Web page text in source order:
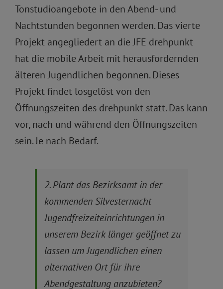
Tonstudioangebote in den Abend- und
Nachtstunden begonnen werden. Das vierte
Projekt angegliedert an die JFE drehpunkt
hat die mobile Arbeit mit herausfordernden
älteren Jugendlichen begonnen. Dieses
Projekt findet losgelöst von den
Öffnungszeiten des drehpunkt statt. Das kann
vor, nach und während den Öffnungszeiten
sein. Je nach Bedarf.
2. Plant das Bezirksamt in der
kommenden Silvesternacht
Jugendfreizeiteinrichtungen in
unserem Bezirk länger geöffnet zu
lassen um Jugendlichen einen
alternativen Ort für ihre
Abendgestaltung anzubieten?